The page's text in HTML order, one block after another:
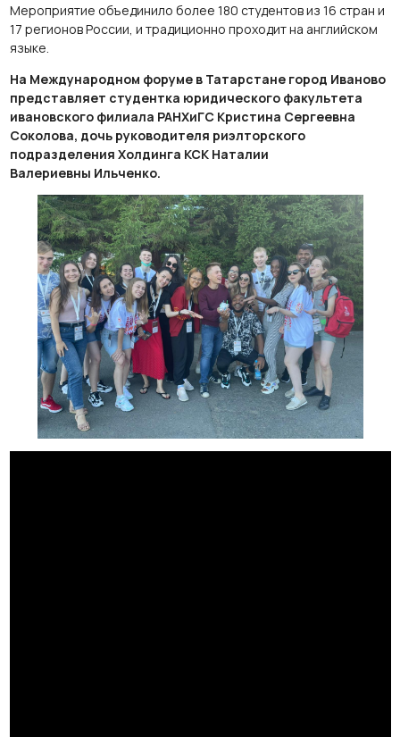
Мероприятие объединило более 180 студентов из 16 стран и
17 регионов России, и традиционно проходит на английском
языке.
На Международном форуме в Татарстане город Иваново
представляет студентка юридического факультета
ивановского филиала РАНХиГС Кристина Сергеевна
Соколова, дочь руководителя риэлторского
подразделения Холдинга КСК Наталии
Валериевны Ильченко.